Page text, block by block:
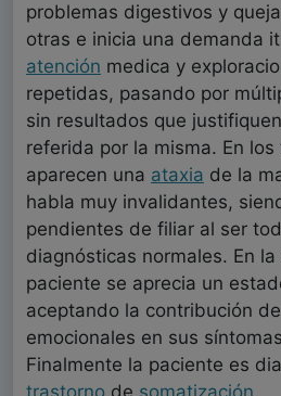
problemas digestivos y
otras e inicia una demanda
atención medica y
repetidas, pasando por
sin resultados que
referida por la misma. En
aparecen una ataxia de la
habla muy invalidantes,
pendientes de filiar al ser
diagnósticas normales. En
paciente se aprecia un
aceptando la contribución
emocionales en sus
Finalmente la paciente es